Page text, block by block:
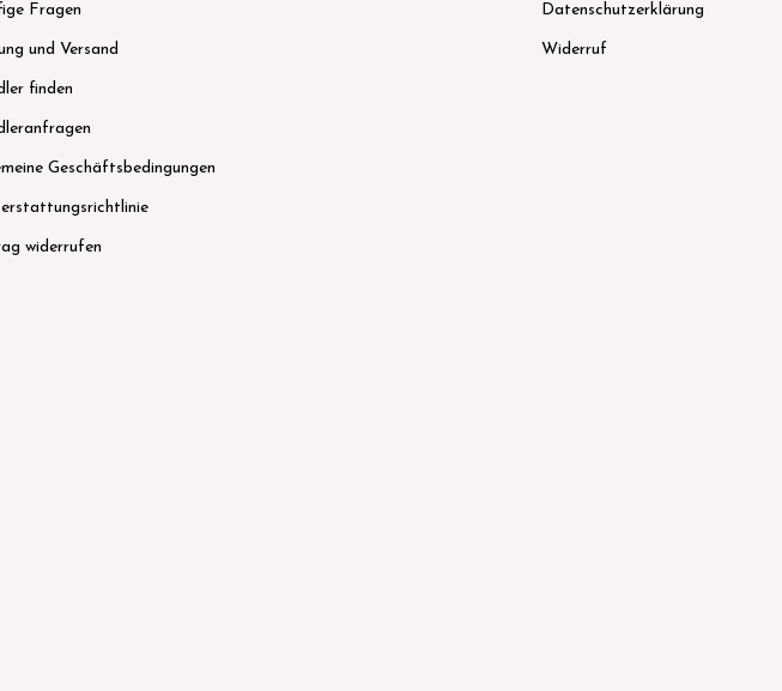
Fragen
und Versand
finden
Geschäftsbedingungen
widerrufen
Datenschutzerklärung
Widerruf